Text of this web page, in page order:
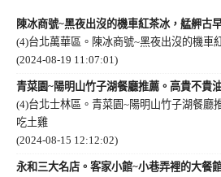
陳冰商號~黑夜出沒的機車紅茶冰，艋舺古
(4)台北萬華區。陳冰商號~黑夜出沒的機車
(2024-08-19 11:07:01)
青菜園~陽明山竹子湖餐廳推薦。高貴不貴
(4)台北士林區。青菜園~陽明山竹子湖餐廳
吃土雞
(2024-08-15 12:12:02)
永和三大名店。客家小館~小巷弄裡的大餐